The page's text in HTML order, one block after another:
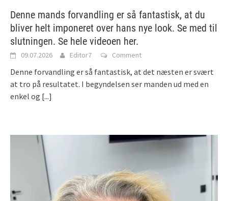
Denne mands forvandling er så fantastisk, at du
bliver helt imponeret over hans nye look. Se med til
slutningen. Se hele videoen her.
09.07.2026 Editor7 Comment
Denne forvandling er så fantastisk, at det næsten er svært
at tro på resultatet. I begyndelsen ser manden ud med en
enkel og [...]